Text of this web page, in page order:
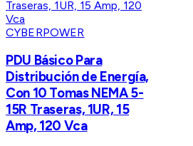
CYBERPOWER
PDU Básico Para
Distribución de Energía,
Con 10 Tomas NEMA 5-
15R Traseras, 1UR, 15
Amp, 120 Vca